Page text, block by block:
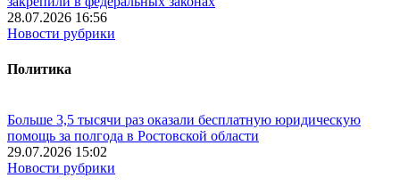
28.07.2026 16:56
Новости рубрики
Политика
Больше 3,5 тысячи раз оказали бесплатную юридическую
помощь за полгода в Ростовской области
29.07.2026 15:02
Новости рубрики